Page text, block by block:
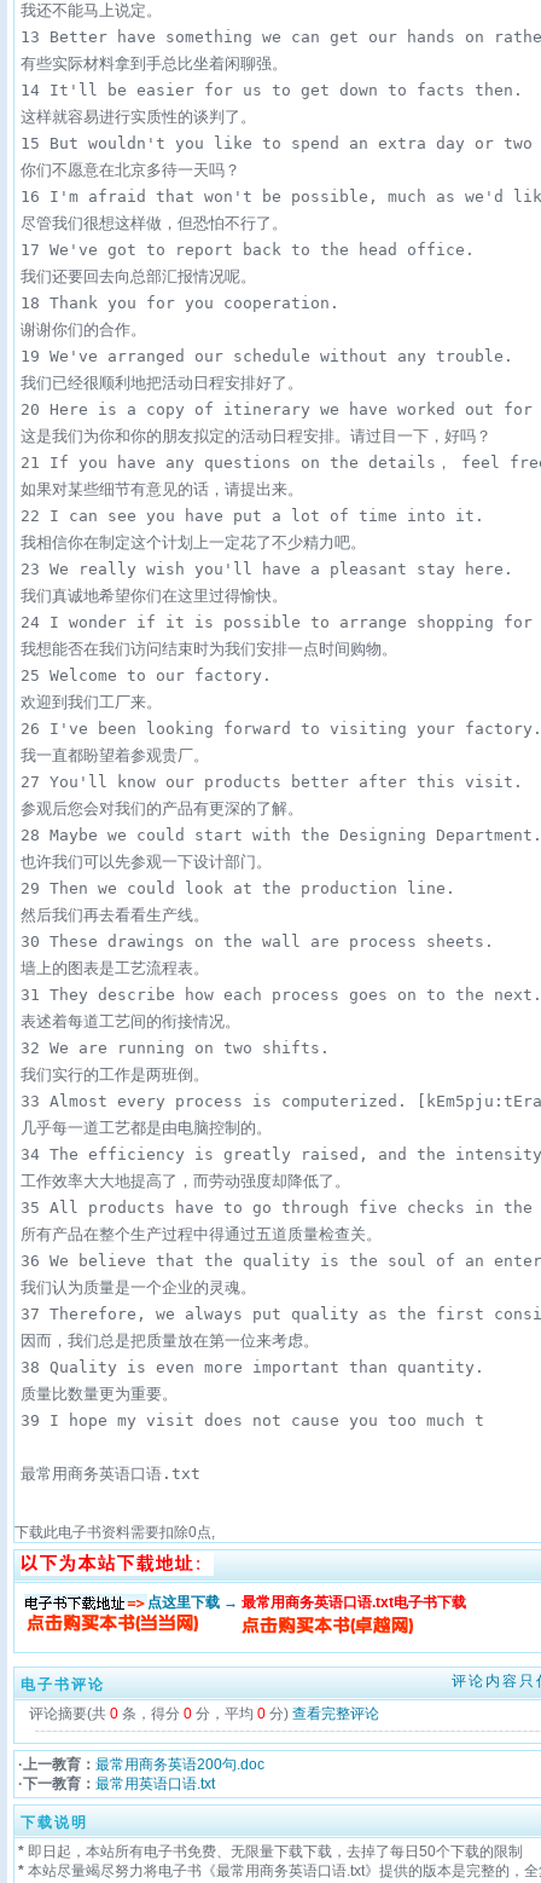
我还不能马上说定。
13 Better have something we can get our hands on
有些实际材料拿到手总比坐着闲聊强。
14 It'll be easier for us to get down to facts then.
这样就容易进行实质性的谈判了。
15 But wouldn't you like to spend an extra day or
你们不愿意在北京多待一天吗？
16 I'm afraid that won't be possible, much as we'd
尽管我们很想这样做，但恐怕不行了。
17 We've got to report back to the head office.
我们还要回去向总部汇报情况呢。
18 Thank you for you cooperation.
谢谢你们的合作。
19 We've arranged our schedule without any trouble.
我们已经很顺利地把活动日程安排好了。
20 Here is a copy of itinerary we have worked out
这是我们为你和你的朋友拟定的活动日程安排。请过目一下，好吗？
21 If you have any questions on the details， feel
如果对某些细节有意见的话，请提出来。
22 I can see you have put a lot of time into it.
我相信你在制定这个计划上一定花了不少精力吧。
23 We really wish you'll have a pleasant stay here.
我们真诚地希望你们在这里过得愉快。
24 I wonder if it is possible to arrange shopping
我想能否在我们访问结束时为我们安排一点时间购物。
25 Welcome to our factory.
欢迎到我们工厂来。
26 I've been looking forward to visiting your
我一直都盼望着参观贵厂。
27 You'll know our products better after this visit.
参观后您会对我们的产品有更深的了解。
28 Maybe we could start with the Designing
也许我们可以先参观一下设计部门。
29 Then we could look at the production line.
然后我们再去看看生产线。
30 These drawings on the wall are process sheets.
墙上的图表是工艺流程表。
31 They describe how each process goes on to the
表述着每道工艺间的衔接情况。
32 We are running on two shifts.
我们实行的工作是两班倒。
33 Almost every process is computerized.
几乎每一道工艺都是由电脑控制的。
34 The efficiency is greatly raised, and the
工作效率大大地提高了，而劳动强度却降低了。
35 All products have to go through five checks in the
所有产品在整个生产过程中得通过五道质量检查关。
36 We believe that the quality is the soul of an
我们认为质量是一个企业的灵魂。
37 Therefore, we always put quality as the first
因而，我们总是把质量放在第一位来考虑。
38 Quality is even more important than quantity.
质量比数量更为重要。
最常用商务英语口语.txt
下载此电子书资料需要扣除0点,
点这里下载 → 最常用商务英语口语.txt电子书下载
电子书评论
评论内容只
评论摘要(共 0 条，得分 0 分，平均 0 分) 查看完整评论
·上一教育： 最常用商务英语200句.doc
·下一教育： 最常用英语口语.txt
下载说明
* 即日起，本站所有电子书免费、无限量下载下载，去掉了每日50个下载的限制
* 本站尽量竭尽努力将电子书《最常用商务英语口语.txt》提供的版本是完整的，